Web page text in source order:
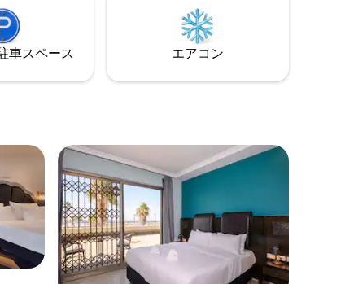
の
の
適
代の
できます。 専用シャワーとトイレ イスラ
エル人向けVAT（付加価値税）を除く
車ス⁠ペ⁠ー⁠ス エアコン